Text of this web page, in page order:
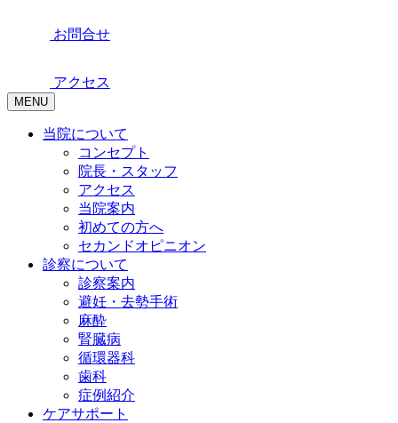
お問合せ
アクセス
MENU
当院について
コンセプト
院長・スタッフ
アクセス
当院案内
初めての方へ
セカンドオピニオン
診察について
診察案内
避妊・去勢手術
麻酔
腎臓病
循環器科
歯科
症例紹介
ケアサポート